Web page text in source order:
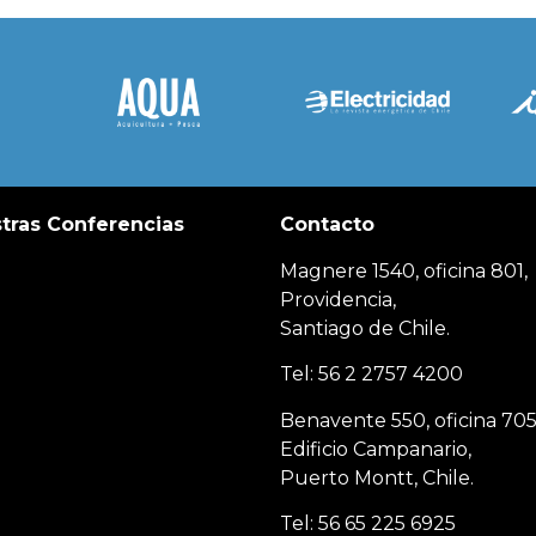
Conferencias Contacto
Magnere 1540, oficina 801,
Providencia,
Santiago de Chile.
Tel: 56 2 2757 4200
Benavente 550, oficina
Edificio Campanario,
Puerto Montt, Chile.
Tel: 56 65 225 6925